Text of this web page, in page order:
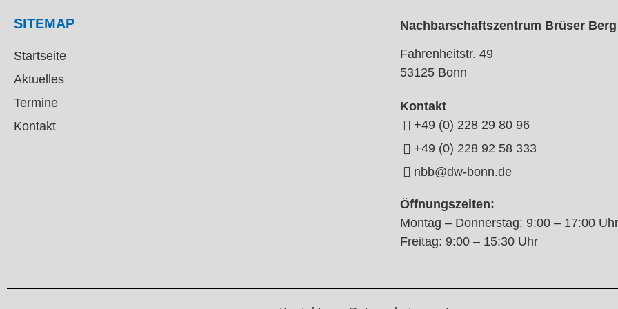
SITEMAP
Startseite
Aktuelles
Termine
Kontakt
Nachbarschaftszentrum Brüser Berg
Fahrenheitstr. 49
53125 Bonn
Kontakt
+49 (0) 228 29 80 96
+49 (0) 228 92 58 333
nbb@dw-bonn.de
Öffnungszeiten:
Montag – Donnerstag: 9:00 – 17:00 Uhr
Freitag: 9:00 – 15:30 Uhr